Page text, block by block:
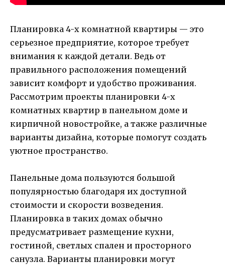
Планировка 4-х комнатной квартиры — это
серьезное предприятие, которое требует
внимания к каждой детали. Ведь от
правильного расположения помещений
зависит комфорт и удобство проживания.
Рассмотрим проекты планировки 4-х
комнатных квартир в панельном доме и
кирпичной новостройке, а также различные
варианты дизайна, которые помогут создать
уютное пространство.
Панельные дома пользуются большой
популярностью благодаря их доступной
стоимости и скорости возведения.
Планировка в таких домах обычно
предусматривает размещение кухни,
гостиной, светлых спален и просторного
санузла. Варианты планировки могут